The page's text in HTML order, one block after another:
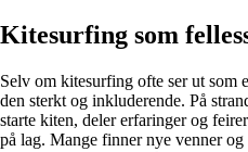
Kitesurfing som
Selv om kitesurfing ofte ser ut
den sterkt og inkluderende. På
starte kiten, deler erfaringer og
på lag. Mange finner nye venner